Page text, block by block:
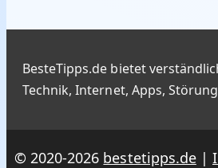
BesteTipps.de bietet
Technik, Internet, Apps,
© 2020-2026 bestetipps.de|